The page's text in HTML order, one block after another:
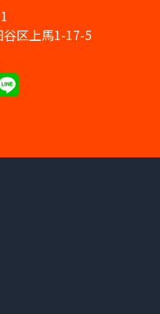
谷区上馬1-17-5